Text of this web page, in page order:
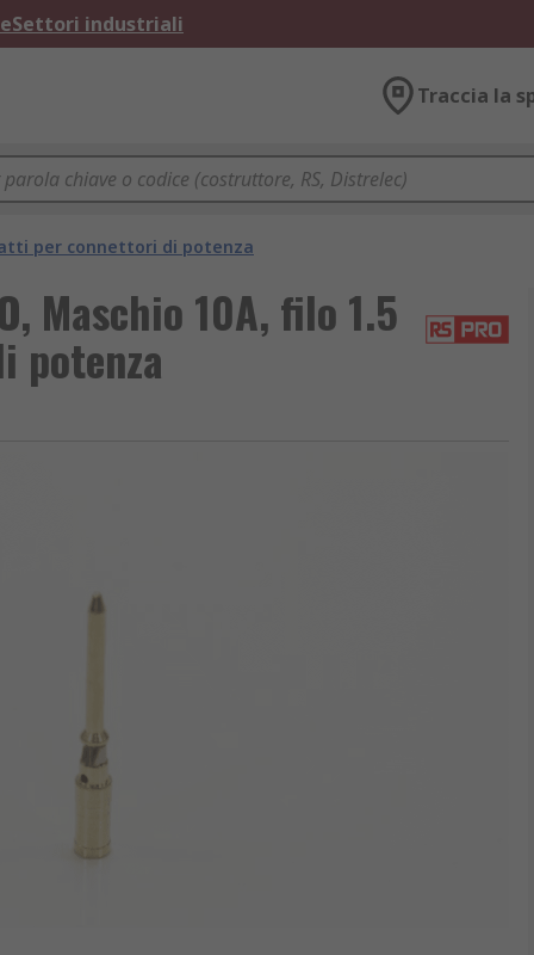
Settori industriali
Traccia la
per connettori di potenza
Maschio 10A, filo 1.5
potenza